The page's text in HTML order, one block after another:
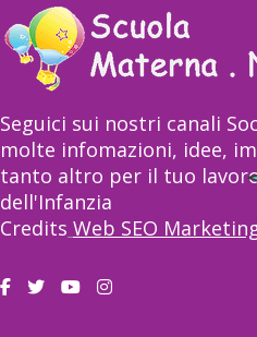
Seguici sui nostri canali
molte infomazioni, idee,
tanto altro per il tuo
dell'Infanzia
Credits Web SEO